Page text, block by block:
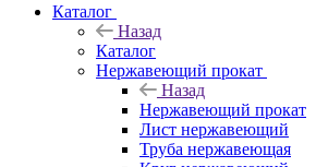
Каталог
Назад
Каталог
Нержавеющий прокат
Назад
Нержавеющий прокат
Лист нержавеющий
Труба нержавеющая